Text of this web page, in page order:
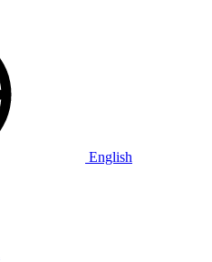
English